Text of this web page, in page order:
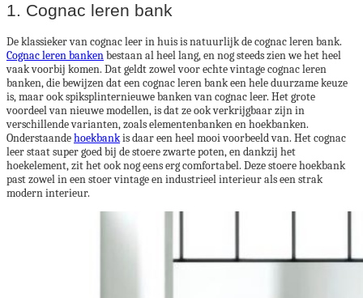
1. Cognac leren bank
De klassieker van cognac leer in huis is natuurlijk de cognac leren bank.
Cognac leren bankenbestaan al heel lang, en nog steeds zien we het heel
vaak voorbij komen. Dat geldt zowel voor echte vintage cognac leren
banken, die bewijzen dat een cognac leren bank een hele duurzame keuze
is, maar ook spiksplinternieuwe banken van cognac leer. Het grote
voordeel van nieuwe modellen, is dat ze ook verkrijgbaar zijn in
verschillende varianten, zoals elementenbanken en hoekbanken.
Onderstaandehoekbankis daar een heel mooi voorbeeld van. Het cognac
leer staat super goed bij de stoere zwarte poten, en dankzij het
hoekelement, zit het ook nog eens erg comfortabel. Deze stoere hoekbank
past zowel in een stoer vintage en industrieel interieur als een strak
modern interieur.